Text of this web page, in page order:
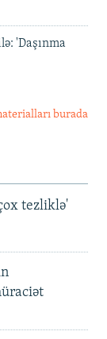
'Daşınma
burada
tezliklə'